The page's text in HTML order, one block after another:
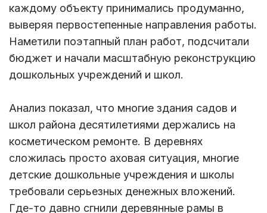
каждому объекту принимались продуманно,
выверяя первостепенные направления работы.
Наметили поэтапный план работ, подсчитали
бюджет и начали масштабную реконструкцию
дошкольных учреждений и школ.
Анализ показал, что многие здания садов и
школ района десятилетиями держались на
косметическом ремонте. В деревнях
сложилась просто аховая ситуация, многие
детские дошкольные учреждения и школы
требовали серьезных денежных вложений.
Где-то давно сгнили деревянные рамы в